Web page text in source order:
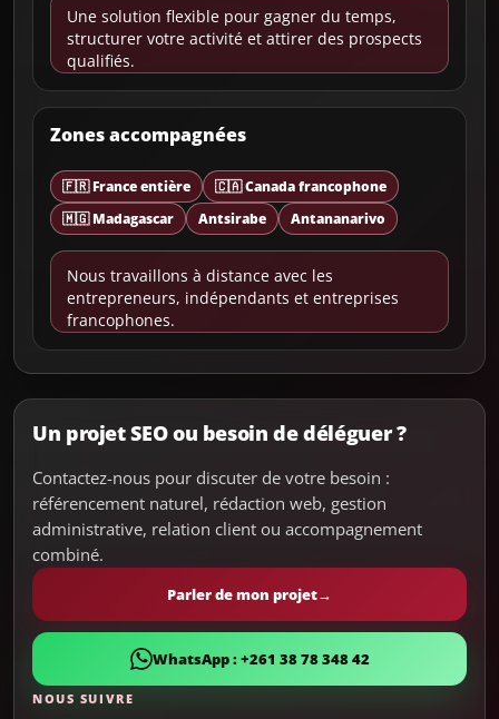
Une solution flexible pour gagner du temps,
structurer votre activité et attirer des prospects
qualifiés.
Zones accompagnées
🇫🇷 France entière
🇨🇦 Canada francophone
🇲🇬 Madagascar
Antsirabe Antananarivo
Nous travaillons à distance avec les
entrepreneurs, indépendants et entreprises
francophones.
Un projet SEO ou besoin de déléguer ?
Contactez-nous pour discuter de votre besoin :
référencement naturel, rédaction web, gestion
administrative, relation client ou accompagnement
combiné.
Parler de mon projet→
WhatsApp : +261 38 78 348 42
NOUS SUIVRE